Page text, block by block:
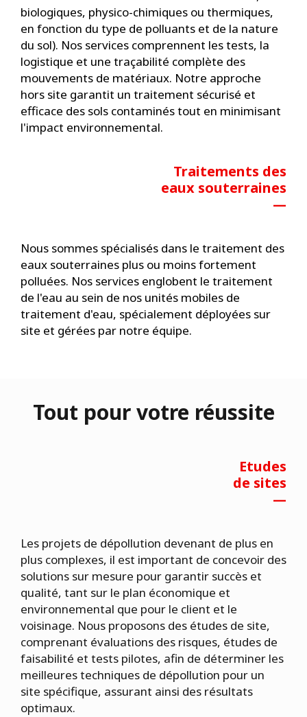
biologiques, physico-chimiques ou thermiques,
en fonction du type de polluants et de la nature
du sol). Nos services comprennent les tests, la
logistique et une traçabilité complète des
mouvements de matériaux. Notre approche
hors site garantit un traitement sécurisé et
efficace des sols contaminés tout en minimisant
l'impact environnemental.
Traitements des
eaux souterraines
—
Nous sommes spécialisés dans le traitement des
eaux souterraines plus ou moins fortement
polluées. Nos services englobent le traitement
de l'eau au sein de nos unités mobiles de
traitement d'eau, spécialement déployées sur
site et gérées par notre équipe.
Tout pour votre réussite
Etudes
de sites
—
Les projets de dépollution devenant de plus en
plus complexes, il est important de concevoir des
solutions sur mesure pour garantir succès et
qualité, tant sur le plan économique et
environnemental que pour le client et le
voisinage. Nous proposons des études de site,
comprenant évaluations des risques, études de
faisabilité et tests pilotes, afin de déterminer les
meilleures techniques de dépollution pour un
site spécifique, assurant ainsi des résultats
optimaux.